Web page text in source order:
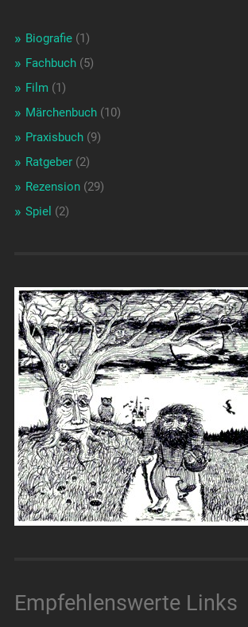
Biografie(1)
Fachbuch(5)
Film (1)
Märchenbuch(10)
Praxisbuch(9)
Ratgeber(2)
Rezension(29)
Spiel (2)
Empfehlenswerte Links